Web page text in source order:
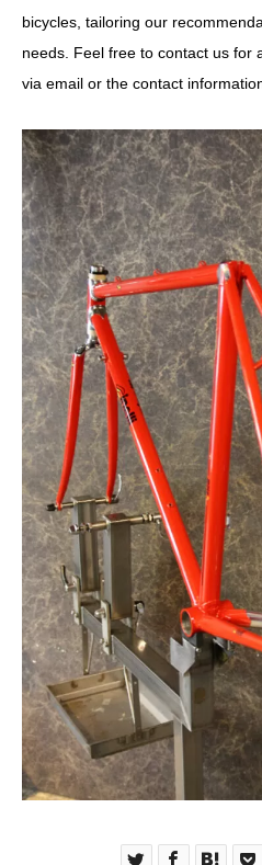
bicycles, tailoring our
needs. Feel free to contact us for
via email or the contact